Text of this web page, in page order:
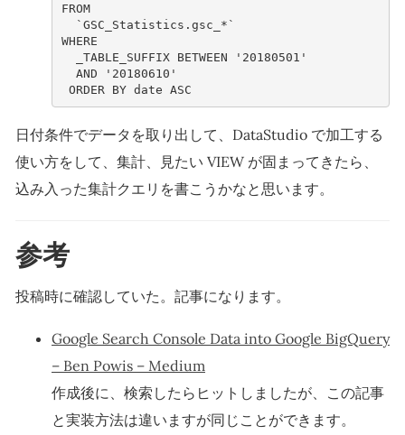
FROM
` GSC_Statistics . gsc_ *`
WHERE
_TABLE_SUFFIX
BETWEEN
'20180501'
AND
'20180610'
ORDER
BY date ASC
日付条件でデータを取り出して、DataStudio で加工する
使い方をして、集計、見たい VIEW が固まってきたら、
込み入った集計クエリを書こうかなと思います。
参考
投稿時に確認していた。記事になります。
Google Search Console Data into Google BigQuery
– Ben Powis – Medium
作成後に、検索したらヒットしましたが、この記事
と実装方法は違いますが同じことができます。